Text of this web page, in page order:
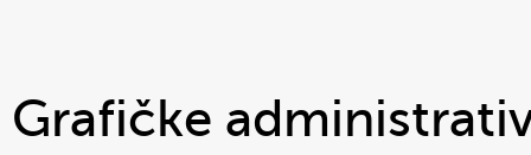
Grafičke